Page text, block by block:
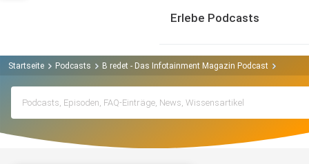
Erlebe Podcasts
Startseite Podcasts B redet - Das Infotainment Magazin Podcast